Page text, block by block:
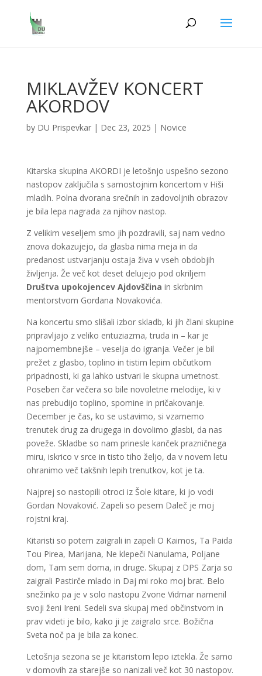
MIKLAVŽEV KONCERT
AKORDOV
by DU Prispevkar| Dec 23, 2025 | Novice
Kitarska skupina AKORDI je letošnjo uspešno sezono
nastopov zaključila s samostojnim koncertom v Hiši
mladih. Polna dvorana srečnih in zadovoljnih obrazov
je bila lepa nagrada za njihov nastop.
Z velikim veseljem smo jih pozdravili, saj nam vedno
znova dokazujejo, da glasba nima meja in da
predanost ustvarjanju ostaja živa v vseh obdobjih
življenja. Že več kot deset delujejo pod okriljem
Društva upokojencev Ajdovščina in skrbnim
mentorstvom Gordana Novakovića.
Na koncertu smo slišali izbor skladb, ki jih člani skupine
pripravljajo z veliko entuziazma, truda in – kar je
najpomembnejše – veselja do igranja. Večer je bil
prežet z glasbo, toplino in tistim lepim občutkom
pripadnosti, ki ga lahko ustvari le skupna umetnost.
Poseben čar večera so bile novoletne melodije, ki v
nas prebudijo toplino, spomine in pričakovanje.
December je čas, ko se ustavimo, si vzamemo
trenutek drug za drugega in dovolimo glasbi, da nas
poveže. Skladbe so nam prinesle kanček prazničnega
miru, iskrico v srce in tisto tiho željo, da v novem letu
ohranimo več takšnih lepih trenutkov, kot je ta.
Najprej so nastopili otroci iz Šole kitare, ki jo vodi
Gordan Novaković. Zapeli so pesem Daleč je moj
rojstni kraj.
Kitaristi so potem zaigrali in zapeli O Kaimos, Ta Paida
Tou Pirea, Marijana, Ne klepeči Nanulama, Poljane
dom, Tam sem doma, in druge. Skupaj z DPS Zarja so
zaigrali Pastirče mlado in Daj mi roko moj brat. Belo
snežinko pa je v solo nastopu Zvone Vidmar namenil
svoji ženi Ireni. Sedeli sva skupaj med občinstvom in
prav videti je bilo, kako ji je zaigralo srce. Božična
Sveta noč pa je bila za konec.
Letošnja sezona se je kitaristom lepo iztekla. Že samo
v domovih za starejše so nanizali več kot 30 nastopov.